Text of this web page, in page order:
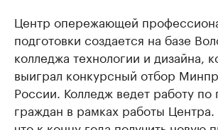
Центр опережающей
подготовки создается на базе
колледжа технологии и дизайна,
выиграл конкурсный отбор
России. Колледж ведет работу
граждан в рамках работы